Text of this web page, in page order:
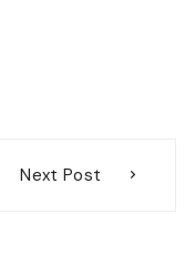
Next Post